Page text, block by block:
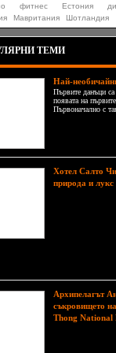
фитнес Естония
Мавритания Шотландия
ТЕМИ
Най-
Първите данъци са
появата на
Първоначално с
Хотел Салто
природа и лукс
Архипелагът
съкровището
Thong National